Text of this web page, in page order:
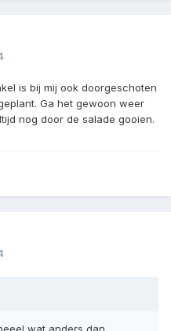
is bij mij ook doorgeschoten
Ga het gewoon weer
nog door de salade gooien.